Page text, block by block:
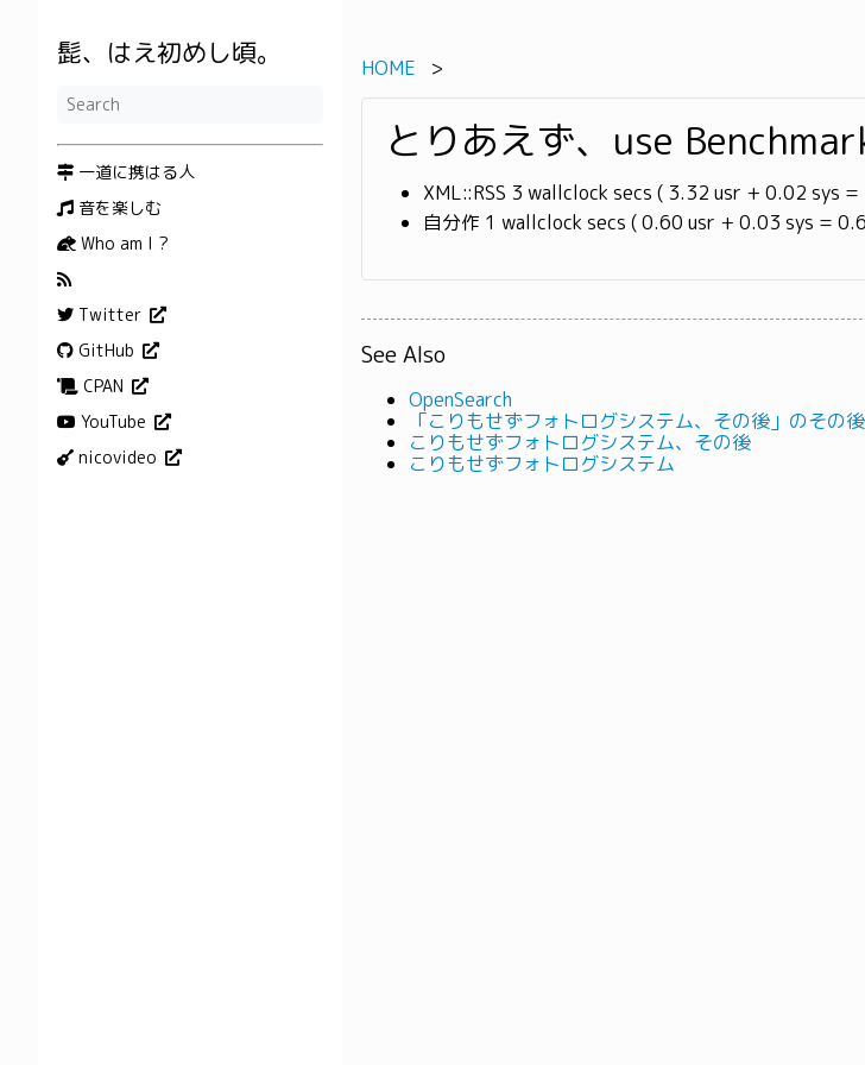
髭、はえ初めし頃。
一道に携はる人
音を楽しむ
Who am I ?
Twitter
GitHub
CPAN
YouTube
nicovideo
HOME
とりあえず、use
XML::RSS 3 wallclock secs ( 3.32 usr + 0.02 sys =
自分作 1 wallclock secs ( 0.60 usr + 0.03 sys =
See Also
OpenSearch
「こりもせずフォトログシステム、その後」のその後
こりもせずフォトログシステム、その後
こりもせずフォトログシステム